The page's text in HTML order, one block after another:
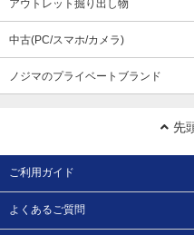
アウトレット掘り出し物
中古(PC/スマホ/カメラ)
ノジマのプライベートブランド
先
ご利用ガイド
よくあるご質問